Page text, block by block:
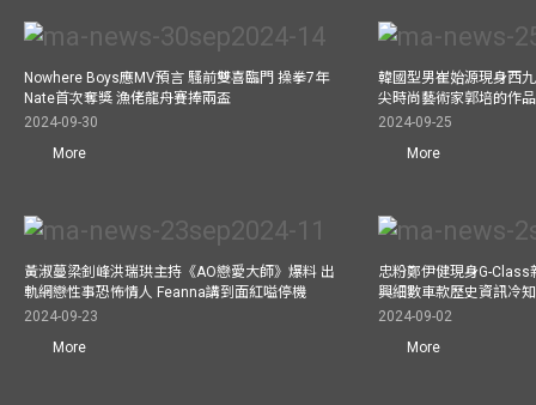
Nowhere Boys應MV預言 騷前雙喜臨門 操拳7年
Nate首次奪獎 漁佬龍舟賽捧兩盃
2024-09-30
More
韓國型男崔始源現身西
尖時尚藝術家郭培的作
2024-09-25
More
黃淑蔓梁釗峰洪瑞珙主持《AO戀愛大師》爆料 出
軌網戀性事恐怖情人 Feanna講到面紅嗌停機
2024-09-23
More
忠粉鄭伊健現身G-
興細數車款歷史資訊冷
2024-09-02
More